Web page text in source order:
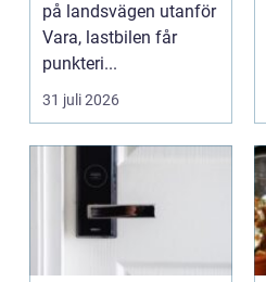
på landsvägen utanför
Vara, lastbilen får
punkteri...
31 juli 2026